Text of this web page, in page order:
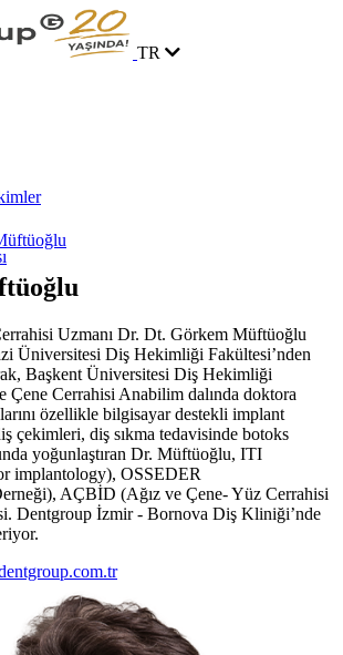
TR
Uzmanı Dr. Dt. Görkem Müftüoğlu
Üniversitesi Diş Hekimliği Fakültesi’nden
Başkent Üniversitesi Diş Hekimliği
Çene Cerrahisi Anabilim dalında doktora
özellikle bilgisayar destekli implant
çekimleri, diş sıkma tedavisinde botoks
yoğunlaştıran Dr. Müftüoğlu, ITI
implantology), OSSEDER
AÇBİD (Ağız ve Çene- Yüz Cerrahisi
Dentgroup İzmir - Bornova Diş Kliniği’nde